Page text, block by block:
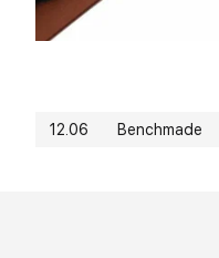
12.06 Benchmade